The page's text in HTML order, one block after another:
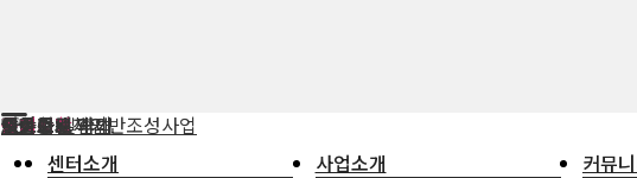
센터소개
센터소개
로고소개
오시는 길
사업소개
교육사업
문화확산사업
성평등정책기반조성사업
네트워크 사업
커뮤니티
공지사항
프로그램 안내
프로그램 후기
아카이브
발간자료
영상자료
언론보도
센터소개
사업소개
커뮤